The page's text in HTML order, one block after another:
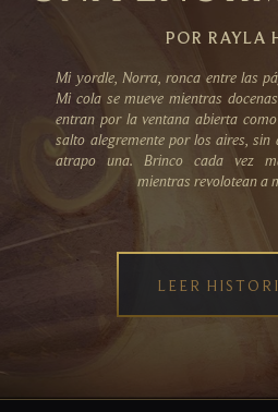
POR RAYLA
Mi yordle, Norra, ronca entre las
Mi cola se mueve mientras
entran por la ventana abierta
salto alegremente por los aires,
atrapo una. Brinco cada vez
mientras revolotean a
LEER